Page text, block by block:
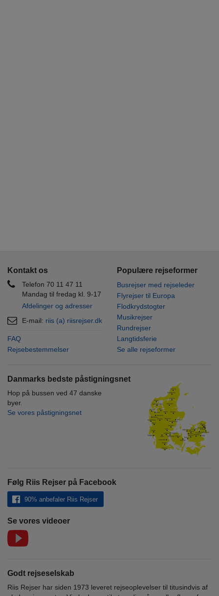
Kontakt os
Telefon 70 11 47 11
Mandag til fredag kl. 9-17
Afdelinger og adresser
E-mail: riis (a) riisrejser.dk
FAQ
Rejsebestemmelser
Populære rejseformer
Busrejser med rejseleder
Flyrejser til Europa
Flodkrydstogter
Musikrejser
Rundrejser
Langtidsferie
Se alle rejseformer
Danmarks bedste påstigningsnet
Hop på bussen ved 47 danske
byer.
Se vores påstigningsnet
Følg Riis Rejser på Facebook
90% anbefaler Riis Rejser
Se vores videoer
Godt rejseselskab
Riis Rejser har siden 1973 leveret rejseoplevelser til titusindvis af